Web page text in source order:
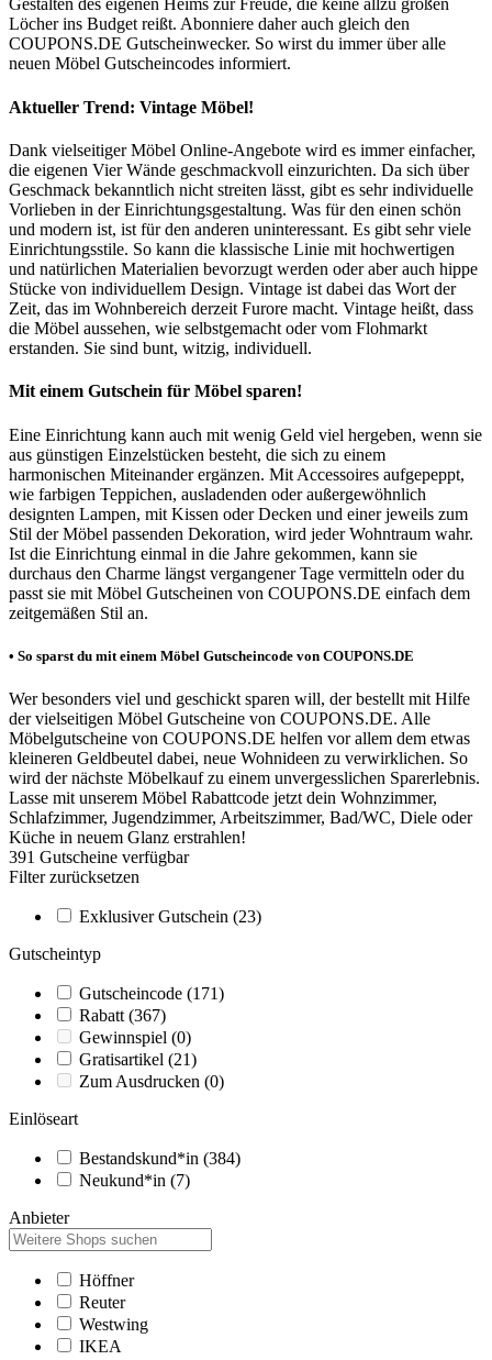
Gestalten des eigenen Heims zur Freude, die keine allzu großen
Löcher ins Budget reißt. Abonniere daher auch gleich den
COUPONS.DE Gutscheinwecker. So wirst du immer über alle
neuen Möbel Gutscheincodes informiert.
Aktueller Trend: Vintage Möbel!
Dank vielseitiger Möbel Online-Angebote wird es immer einfacher,
die eigenen Vier Wände geschmackvoll einzurichten. Da sich über
Geschmack bekanntlich nicht streiten lässt, gibt es sehr individuelle
Vorlieben in der Einrichtungsgestaltung. Was für den einen schön
und modern ist, ist für den anderen uninteressant. Es gibt sehr viele
Einrichtungsstile. So kann die klassische Linie mit hochwertigen
und natürlichen Materialien bevorzugt werden oder aber auch hippe
Stücke von individuellem Design. Vintage ist dabei das Wort der
Zeit, das im Wohnbereich derzeit Furore macht. Vintage heißt, dass
die Möbel aussehen, wie selbstgemacht oder vom Flohmarkt
erstanden. Sie sind bunt, witzig, individuell.
Mit einem Gutschein für Möbel sparen!
Eine Einrichtung kann auch mit wenig Geld viel hergeben, wenn sie
aus günstigen Einzelstücken besteht, die sich zu einem
harmonischen Miteinander ergänzen. Mit Accessoires aufgepeppt,
wie farbigen Teppichen, ausladenden oder außergewöhnlich
designten Lampen, mit Kissen oder Decken und einer jeweils zum
Stil der Möbel passenden Dekoration, wird jeder Wohntraum wahr.
Ist die Einrichtung einmal in die Jahre gekommen, kann sie
durchaus den Charme längst vergangener Tage vermitteln oder du
passt sie mit Möbel Gutscheinen von COUPONS.DE einfach dem
zeitgemäßen Stil an.
• So sparst du mit einem Möbel Gutscheincode von COUPONS.DE
Wer besonders viel und geschickt sparen will, der bestellt mit Hilfe
der vielseitigen Möbel Gutscheine von COUPONS.DE. Alle
Möbelgutscheine von COUPONS.DE helfen vor allem dem etwas
kleineren Geldbeutel dabei, neue Wohnideen zu verwirklichen. So
wird der nächste Möbelkauf zu einem unvergesslichen Sparerlebnis.
Lasse mit unserem Möbel Rabattcode jetzt dein Wohnzimmer,
Schlafzimmer, Jugendzimmer, Arbeitszimmer, Bad/WC, Diele oder
Küche in neuem Glanz erstrahlen!
391 Gutscheine verfügbar
Filter zurücksetzen
Exklusiver Gutschein (23)
Gutscheintyp
Gutscheincode (171)
Rabatt (367)
Gewinnspiel (0)
Gratisartikel (21)
Zum Ausdrucken (0)
Einlöseart
Bestandskund*in (384)
Neukund*in (7)
Anbieter
Höffner
Reuter
Westwing
IKEA